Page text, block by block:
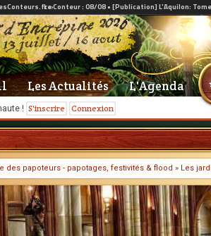
! S'inscrire Connexion
Les Actualités L'Agenda
des papoteurs - papotages, festivités & flood » Les